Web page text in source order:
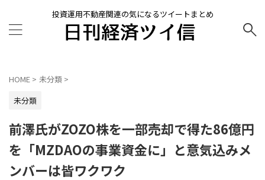
投資運用不動産関連の気になるツイートまとめ
HOME > 未分類 >
未分類
前澤氏がZOZO株を一部売却で得た86億円
を「MZDAOの事業資金に」と意気込みメ
ンバーは皆ワクワク